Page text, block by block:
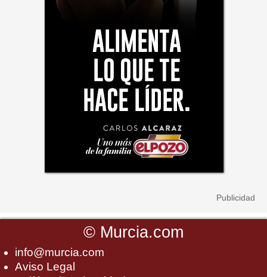
© Murcia.com
info@murcia.com
Aviso Legal